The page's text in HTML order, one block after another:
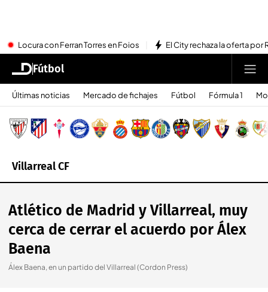
Locura con Ferran Torres en Foios El City rechaza la oferta por
Fútbol
Últimas noticias Mercado de fichajes Fútbol Fórmula 1
Villarreal CF
Atlético de Madrid y Villarreal, muy
cerca de cerrar el acuerdo por Álex
Baena
Álex Baena, en un partido del Villarreal (Cordon Press)